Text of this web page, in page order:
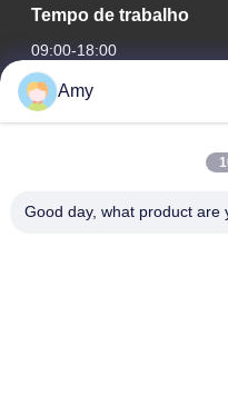
Tempo de trabalho
09:00-18:00
O nosso endereço
Estrada nacional 106,
Amy
Good day, what product are